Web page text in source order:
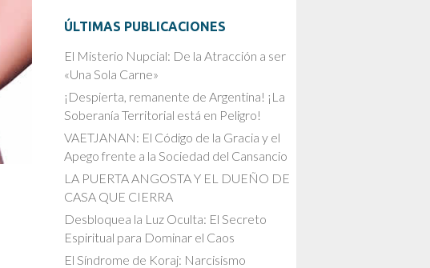
ÚLTIMAS PUBLICACIONES
El Misterio Nupcial: De la Atracción a ser
«Una Sola Carne»
¡Despierta, remanente de Argentina! ¡La
Soberanía Territorial está en Peligro!
VAETJANAN: El Código de la Gracia y el
Apego frente a la Sociedad del Cansancio
LA PUERTA ANGOSTA Y EL DUEÑO DE
CASA QUE CIERRA
Desbloquea la Luz Oculta: El Secreto
Espiritual para Dominar el Caos
El Síndrome de Koraj: Narcisismo